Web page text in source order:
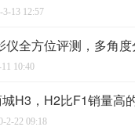
3-13 12:57
仪全方位评测，多角
10:40
H3，H2比F1销量高
2-22 09:18